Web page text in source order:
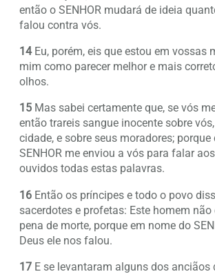
então o SENHOR mudará de ideia
falou contra vós.
14Eu, porém, eis que estou em vossas
mim como parecer melhor e mais
olhos.
15 Mas sabei certamente que, se vós
então trareis sangue inocente sobre
cidade, e sobre seus moradores; porque
SENHOR me enviou a vós para falar
ouvidos todas estas palavras.
16 Então os príncipes e todo o povo
sacerdotes e profetas: Este homem não
pena de morte, porque em nome do
Deus ele nos falou.
17 E se levantaram alguns dos anciãos